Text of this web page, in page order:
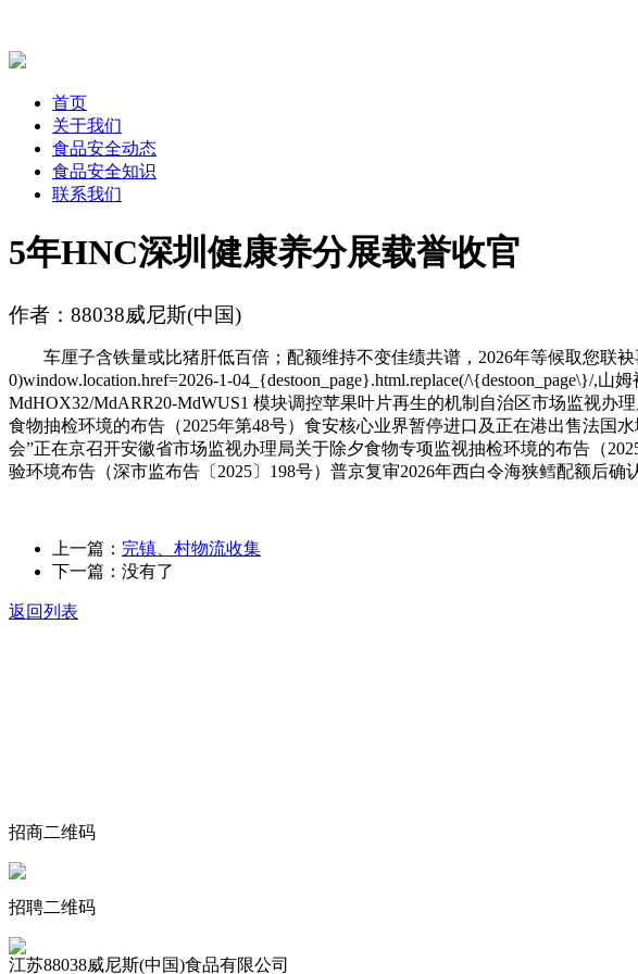
首页
关于我们
食品安全动态
食品安全知识
联系我们
5年HNC深圳健康养分展载誉收官
作者：88038威尼斯(中国)
车厘子含铁量或比猪肝低百倍；配额维持不变佳绩共谱，2026年等候取您联
0)window.location.href=2026-1-04_{destoon_page}.html.replace(/\{destoon_page\}/
MdHOX32/MdARR20-MdWUS1 模块调控苹果叶片再生的机制自治区市场监视办
食物抽检环境的布告（2025年第48号）食安核心业界暂停进口及正在港出售法国
会”正在京召开安徽省市场监视办理局关于除夕食物专项监视抽检环境的布告（
验环境布告（深市监布告〔2025〕198号）普京复审2026年西白令海狭鳕配额后确
上一篇： 完镇、村物流收集
下一篇：没有了
返回列表
招商二维码
招聘二维码
江苏88038威尼斯(中国)食品有限公司